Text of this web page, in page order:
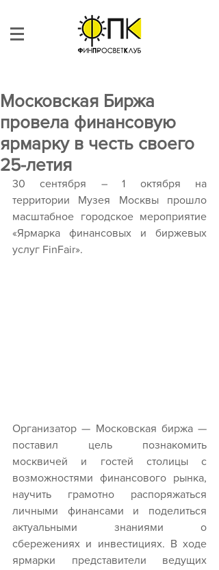
Московская Биржа
провела финансовую
ярмарку в честь своего
25-летия
30 сентября – 1 октября на
территории Музея Москвы прошло
масштабное городское мероприятие
«Ярмарка финансовых и биржевых
услуг FinFair».
Организатор — Московская биржа —
поставил цель познакомить
москвичей и гостей столицы с
возможностями финансового рынка,
научить грамотно распоряжаться
личными финансами и поделиться
актуальными знаниями о
сбережениях и инвестициях. В ходе
ярмарки представители ведущих